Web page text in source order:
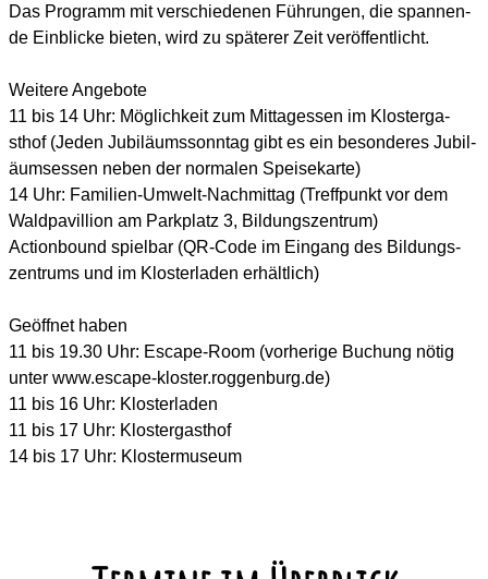
Das Pr­ogramm mit ver­schie­denen Führ­ungen, die span­n­en­
de Einbl­ic­ke bi­e­ten, wird zu sp­äte­rer Zeit ver­öf­f­e­n­t­l­ic­ht.
Weite­re Angebote
11 bis 14 Uhr: Mögl­ic­hke­it zum Mit­tage­ssen im Kl­ost­erga­
sthof (Je­den Jub­il­äu­msson­n­tag gibt es ein be­so­n­de­r­es Jub­il­
äu­mse­ssen neben der norm­a­l­en Speisek­ar­te)
14 Uhr: Fa­m­il­i­en-Umw­elt-Nac­hmit­tag (Tr­e­ffpunkt vor dem
Wal­dp­avil­l­ion am Parkpl­atz 3, Bil­dungs­ze­n­tr­um)
Ac­ti­o­nbo­und spielb­ar (QR-Code im Eingang des Bil­dungs­
ze­n­tr­u­ms und im Kl­osterl­a­d­en erhäl­t­l­ich)
Geöff­net haben
11 bis 19.30 Uhr: Escape-Room (vorherige Buc­hung nötig
unter www.escape-kl­ost­er.rogg­enburg.de)
11 bis 16 Uhr: Kl­osterl­a­d­en
11 bis 17 Uhr: Kl­ost­erga­sthof
14 bis 17 Uhr: Kl­ost­ermuse­um